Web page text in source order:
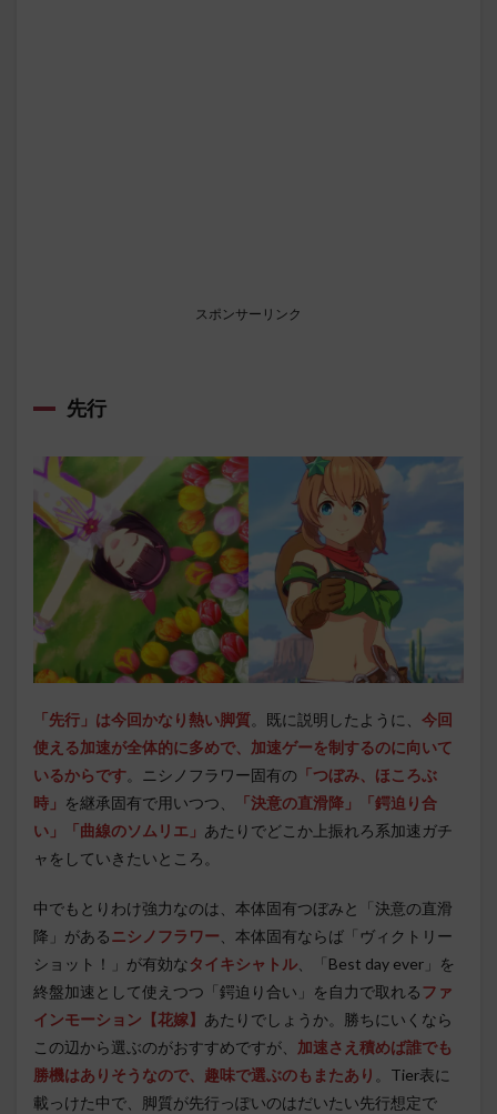
スポンサーリンク
先行
「先行」は今回かなり熱い脚質。既に説明したように、 今回
使える加速が全体的に多めで、加速ゲーを制するのに向いて
いるからです。ニシノフラワー固有の 「つぼみ、ほころぶ
時」 を継承固有で用いつつ、
「決意の直滑降」「鍔迫り合
い」「曲線のソムリエ」 あたりでどこか上振れろ系加速ガチ
ャをしていきたいところ。
中でもとりわけ強力なのは、本体固有つぼみと「決意の直滑
降」があるニシノフラワー 、本体固有ならば「ヴィクトリー
ショット！」が有効なタイキシャトル 、「Best day ever」を
終盤加速として使えつつ「鍔迫り合い」を自力で取れるファ
インモーション【花嫁】 あたりでしょうか。勝ちにいくなら
この辺から選ぶのがおすすめですが、 加速さえ積めば誰でも
勝機はありそうなので、趣味で選ぶのもまたあり 。Tier表に
載っけた中で、脚質が先行っぽいのはだいたい先行想定で